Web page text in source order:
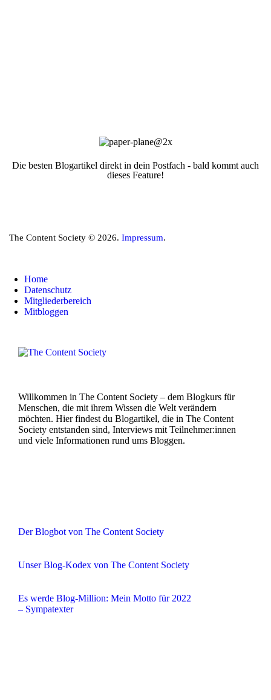
Die besten Blogartikel direkt in dein Postfach - bald kommt auch
dieses Feature!
The Content Society © 2026. Impressum.
Home
Datenschutz
Mitgliederbereich
Mitbloggen
Willkommen in The Content Society – dem Blogkurs für
Menschen, die mit ihrem Wissen die Welt verändern
möchten. Hier findest du Blogartikel, die in The Content
Society entstanden sind, Interviews mit Teilnehmer:innen
und viele Informationen rund ums Bloggen.
Der Blogbot von The Content Society
Unser Blog-Kodex von The Content Society
Es werde Blog-Million: Mein Motto für 2022
– Sympatexter